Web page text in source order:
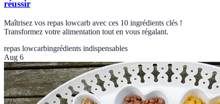
réussir
Maîtrisez vos repas lowcarb avec ces 10 ingrédients clés !
Transformez votre alimentation tout en vous régalant.
repas lowcarbingrédients indispensables
Aug 6